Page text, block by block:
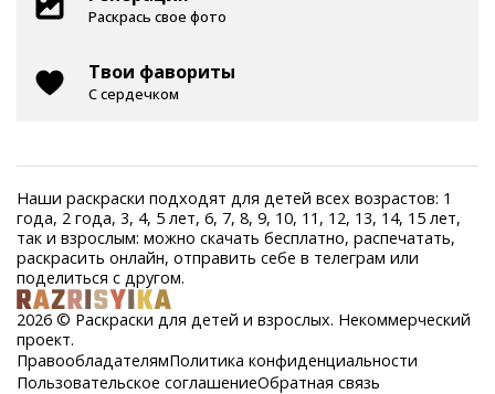
Раскрась свое фото
Твои фавориты
С сердечком
Наши раскраски подходят для детей всех возрастов: 1
года, 2 года, 3, 4, 5 лет, 6, 7, 8, 9, 10, 11, 12, 13, 14, 15 лет,
так и взрослым: можно скачать бесплатно, распечатать,
раскрасить онлайн, отправить себе в телеграм или
поделиться с другом.
2026 © Раскраски для детей и взрослых. Некоммерческий
проект.
ПравообладателямПолитика конфиденциальности
Пользовательское соглашениеОбратная связь